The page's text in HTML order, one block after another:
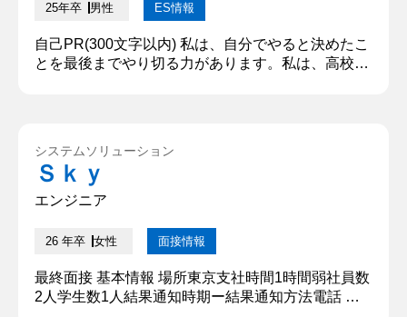
25年卒 男性 ES情報
自己PR(300文字以内) 私は、自分でやると決めたこ
とを最後までやり切る力があります。私は、高校3
た。しかし、現役合格することはできず、浪人する
ことになりました。浪人時代は予備校に通いました
が、予備校でも同様に、毎...
システムソリューション
Ｓｋｙ
エンジニア
26 年卒 女性 面接情報
最終面接 基本情報 場所東京支社時間1時間弱社員数
2人学生数1人結果通知時期ー結果通知方法電話 質